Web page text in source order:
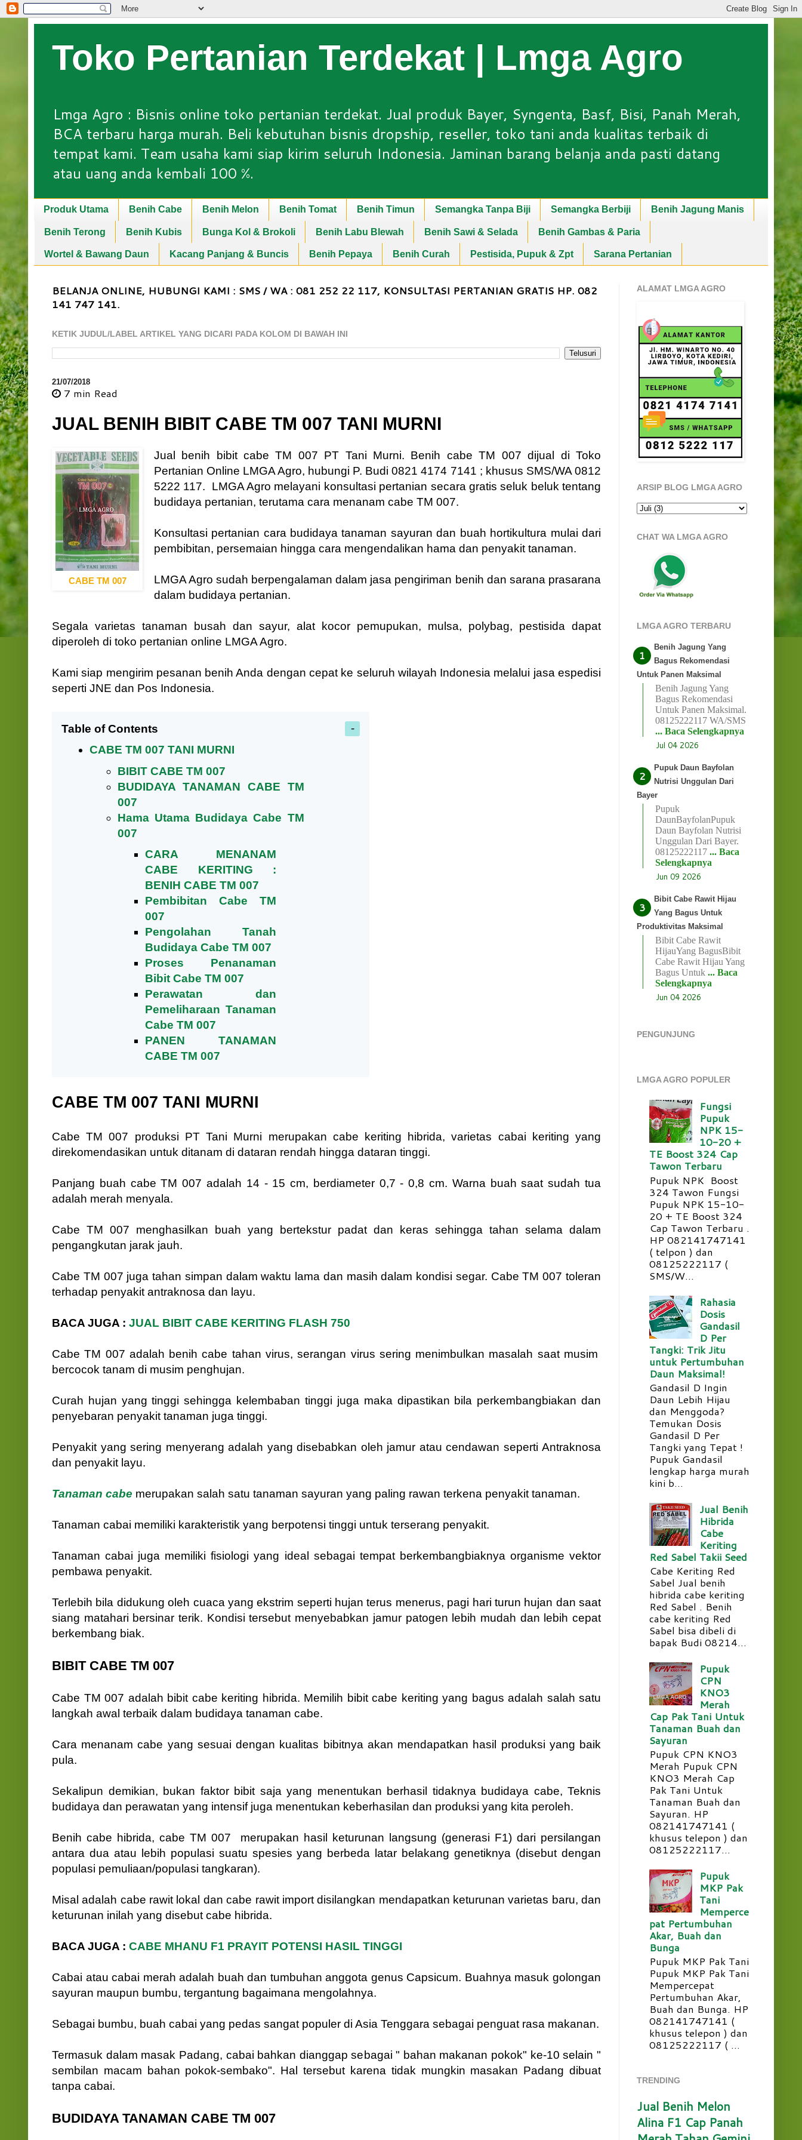
Toko Pertanian Terdekat | Lmga Agro
Lmga Agro : Bisnis online toko pertanian terdekat. Jual produk Bayer, Syngenta, Basf, Bisi, Panah Merah,
BCA terbaru harga murah. Beli kebutuhan bisnis dropship, reseller, toko tani anda kualitas terbaik di
tempat kami. Team usaha kami siap kirim seluruh Indonesia. Jaminan barang belanja anda pasti datang
atau uang anda kembali 100 %.
Produk Utama Benih Cabe Benih Melon Benih Tomat Benih Timun Semangka Tanpa Biji Semangka Berbiji Benih Jagung Manis
Benih Terong Benih Kubis Bunga Kol & Brokoli Benih Labu Blewah Benih Sawi & Selada Benih Gambas & Paria
Wortel & Bawang Daun Kacang Panjang & Buncis Benih Pepaya Benih Curah Pestisida, Pupuk & Zpt Sarana Pertanian
BELANJA ONLINE, HUBUNGI KAMI : SMS / WA : 081 252 22 117, KONSULTASI PERTANIAN GRATIS HP. 082
141 747 141.
KETIK JUDUL/LABEL ARTIKEL YANG DICARI PADA KOLOM DI BAWAH INI
21/07/2018
7 min Read
JUAL BENIH BIBIT CABE TM 007 TANI MURNI
CABE TM 007
Jual benih bibit cabe TM 007 PT Tani Murni. Benih cabe TM 007 dijual di Toko
Pertanian Online LMGA Agro, hubungi P. Budi 0821 4174 7141 ; khusus SMS/WA 0812
5222 117. LMGA Agro melayani konsultasi pertanian secara gratis seluk beluk tentang
budidaya pertanian, terutama cara menanam cabe TM 007.
Konsultasi pertanian cara budidaya tanaman sayuran dan buah hortikultura mulai dari
pembibitan, persemaian hingga cara mengendalikan hama dan penyakit tanaman.
LMGA Agro sudah berpengalaman dalam jasa pengiriman benih dan sarana prasarana
dalam budidaya pertanian.
Segala varietas tanaman busah dan sayur, alat kocor pemupukan, mulsa, polybag, pestisida dapat
diperoleh di toko pertanian online LMGA Agro.
Kami siap mengirim pesanan benih Anda dengan cepat ke seluruh wilayah Indonesia melalui jasa espedisi
seperti JNE dan Pos Indonesia.
Table of Contents
CABE TM 007 TANI MURNI
BIBIT CABE TM 007
BUDIDAYA TANAMAN CABE TM
007
Hama Utama Budidaya Cabe TM
007
CARA MENANAM
CABE KERITING :
BENIH CABE TM 007
Pembibitan Cabe TM
007
Pengolahan Tanah
Budidaya Cabe TM 007
Proses Penanaman
Bibit Cabe TM 007
Perawatan dan
Pemeliharaan Tanaman
Cabe TM 007
PANEN TANAMAN
CABE TM 007
CABE TM 007 TANI MURNI
Cabe TM 007 produksi PT Tani Murni merupakan cabe keriting hibrida, varietas cabai keriting yang
direkomendasikan untuk ditanam di dataran rendah hingga dataran tinggi.
Panjang buah cabe TM 007 adalah 14 - 15 cm, berdiameter 0,7 - 0,8 cm. Warna buah saat sudah tua
adalah merah menyala.
Cabe TM 007 menghasilkan buah yang bertekstur padat dan keras sehingga tahan selama dalam
pengangkutan jarak jauh.
Cabe TM 007 juga tahan simpan dalam waktu lama dan masih dalam kondisi segar. Cabe TM 007 toleran
terhadap penyakit antraknosa dan layu.
BACA JUGA : JUAL BIBIT CABE KERITING FLASH 750
Cabe TM 007 adalah benih cabe tahan virus, serangan virus sering menimbulkan masalah saat musim
bercocok tanam di musim penghujan.
Curah hujan yang tinggi sehingga kelembaban tinggi juga maka dipastikan bila perkembangbiakan dan
penyebaran penyakit tanaman juga tinggi.
Penyakit yang sering menyerang adalah yang disebabkan oleh jamur atau cendawan seperti Antraknosa
dan penyakit layu.
Tanaman cabe merupakan salah satu tanaman sayuran yang paling rawan terkena penyakit tanaman.
Tanaman cabai memiliki karakteristik yang berpotensi tinggi untuk terserang penyakit.
Tanaman cabai juga memiliki fisiologi yang ideal sebagai tempat berkembangbiaknya organisme vektor
pembawa penyakit.
Terlebih bila didukung oleh cuaca yang ekstrim seperti hujan terus menerus, pagi hari turun hujan dan saat
siang matahari bersinar terik. Kondisi tersebut menyebabkan jamur patogen lebih mudah dan lebih cepat
berkembang biak.
BIBIT CABE TM 007
Cabe TM 007 adalah bibit cabe keriting hibrida. Memilih bibit cabe keriting yang bagus adalah salah satu
langkah awal terbaik dalam budidaya tanaman cabe.
Cara menanam cabe yang sesuai dengan kualitas bibitnya akan mendapatkan hasil produksi yang baik
pula.
Sekalipun demikian, bukan faktor bibit saja yang menentukan berhasil tidaknya budidaya cabe, Teknis
budidaya dan perawatan yang intensif juga menentukan keberhasilan dan produksi yang kita peroleh.
Benih cabe hibrida, cabe TM 007 merupakan hasil keturunan langsung (generasi F1) dari persilangan
antara dua atau lebih populasi suatu spesies yang berbeda latar belakang genetiknya (disebut dengan
populasi pemuliaan/populasi tangkaran).
Misal adalah cabe rawit lokal dan cabe rawit import disilangkan mendapatkan keturunan varietas baru, dan
keturunan inilah yang disebut cabe hibrida.
BACA JUGA : CABE MHANU F1 PRAYIT POTENSI HASIL TINGGI
Cabai atau cabai merah adalah buah dan tumbuhan anggota genus Capsicum. Buahnya masuk golongan
sayuran maupun bumbu, tergantung bagaimana mengolahnya.
Sebagai bumbu, buah cabai yang pedas sangat populer di Asia Tenggara sebagai penguat rasa makanan.
Termasuk dalam masak Padang, cabai bahkan dianggap sebagai " bahan makanan pokok" ke-10 selain "
sembilan macam bahan pokok-sembako". Hal tersebut karena tidak mungkin masakan Padang dibuat
tanpa cabai.
BUDIDAYA TANAMAN CABE TM 007
ALAMAT LMGA AGRO
ARSIP BLOG LMGA AGRO
CHAT WA LMGA AGRO
LMGA AGRO TERBARU
Benih Jagung Yang
Bagus Rekomendasi
Untuk Panen Maksimal
Benih Jagung Yang
Bagus Rekomendasi
Untuk Panen Maksimal.
08125222117 WA/SMS
... Baca Selengkapnya
Jul 04 2026
Pupuk Daun Bayfolan
Nutrisi Unggulan Dari
Bayer
Pupuk
DaunBayfolanPupuk
Daun Bayfolan Nutrisi
Unggulan Dari Bayer.
08125222117 ... Baca
Selengkapnya
Jun 09 2026
Bibit Cabe Rawit Hijau
Yang Bagus Untuk
Produktivitas Maksimal
Bibit Cabe Rawit
HijauYang BagusBibit
Cabe Rawit Hijau Yang
Bagus Untuk ... Baca
Selengkapnya
Jun 04 2026
PENGUNJUNG
LMGA AGRO POPULER
Fungsi
Pupuk
NPK 15-
10-20 +
TE Boost 324 Cap
Tawon Terbaru
Pupuk NPK Boost
324 Tawon Fungsi
Pupuk NPK 15-10-
20 + TE Boost 324
Cap Tawon Terbaru .
HP 082141747141
( telpon ) dan
08125222117 (
SMS/W...
Rahasia
Dosis
Gandasil
D Per
Tangki: Trik Jitu
untuk Pertumbuhan
Daun Maksimal!
Gandasil D Ingin
Daun Lebih Hijau
dan Menggoda?
Temukan Dosis
Gandasil D Per
Tangki yang Tepat !
Pupuk Gandasil
lengkap harga murah
kini b...
Jual Benih
Hibrida
Cabe
Keriting
Red Sabel Takii Seed
Cabe Keriting Red
Sabel Jual benih
hibrida cabe keriting
Red Sabel . Benih
cabe keriting Red
Sabel bisa dibeli di
bapak Budi 08214...
Pupuk
CPN
KNO3
Merah
Cap Pak Tani Untuk
Tanaman Buah dan
Sayuran
Pupuk CPN KNO3
Merah Pupuk CPN
KNO3 Merah Cap
Pak Tani Untuk
Tanaman Buah dan
Sayuran. HP
082141747141 (
khusus telepon ) dan
08125222117...
Pupuk
MKP Pak
Tani
Memperce
pat Pertumbuhan
Akar, Buah dan
Bunga
Pupuk MKP Pak Tani
Pupuk MKP Pak Tani
Mempercepat
Pertumbuhan Akar,
Buah dan Bunga. HP
082141747141 (
khusus telepon ) dan
08125222117 ( ...
TRENDING
Jual Benih Melon
Alina F1 Cap Panah